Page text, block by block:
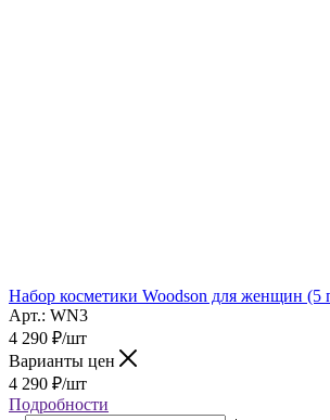
Набор косметики Woodson для женщин (5
Арт.: WN3
4 290 ₽/шт
Варианты цен
4 290 ₽/шт
Подробности